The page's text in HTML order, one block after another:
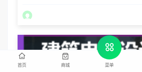
首页 商城 菜单